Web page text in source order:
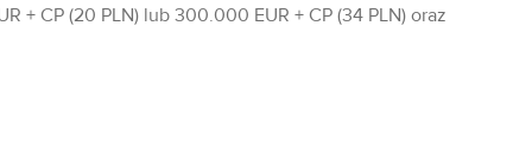
+ CP (20 PLN) lub 300.000 EUR + CP (34 PLN) oraz